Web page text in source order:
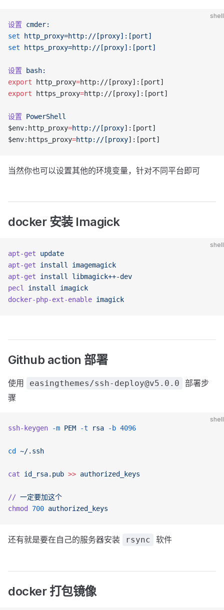
shell
设置 cmder:
set http_proxy=http://[proxy]:[port]
set https_proxy=http://[proxy]:[port]
设置 bash:
export http_proxy=http://[proxy]:[port]
export https_proxy=http://[proxy]:[port]
设置 PowerShell
$env:http_proxy=http://[proxy]:[port]
$env:https_proxy=http://[proxy]:[port]
当然你也可以设置其他的环境变量，针对不同平台即可
docker 安装 Imagick
shell
apt-get update
apt-get install
imagemagick
apt-get install
libmagick++-dev
pecl
install
imagick
docker-php-ext-enable imagick
Github action 部署
使用 easingthemes/ssh-deploy@v5.0.0
部署步
骤
shell
ssh-keygen -m PEM -t rsa -b 4096
cd ~/.ssh
cat id_rsa.pub >> authorized_keys
// 一定要加这个
chmod
700 authorized_keys
还有就是要在自己的服务器安装 rsync 软件
docker 打包镜像